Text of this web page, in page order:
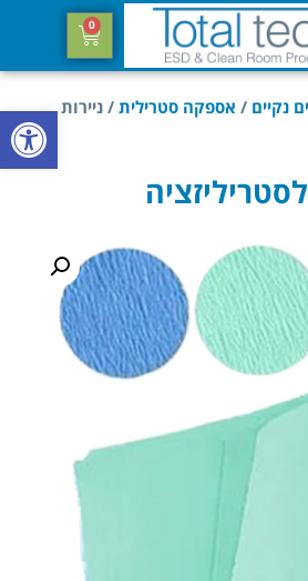
פתח
0
נקיים / אספקה סטרילית / ניירות